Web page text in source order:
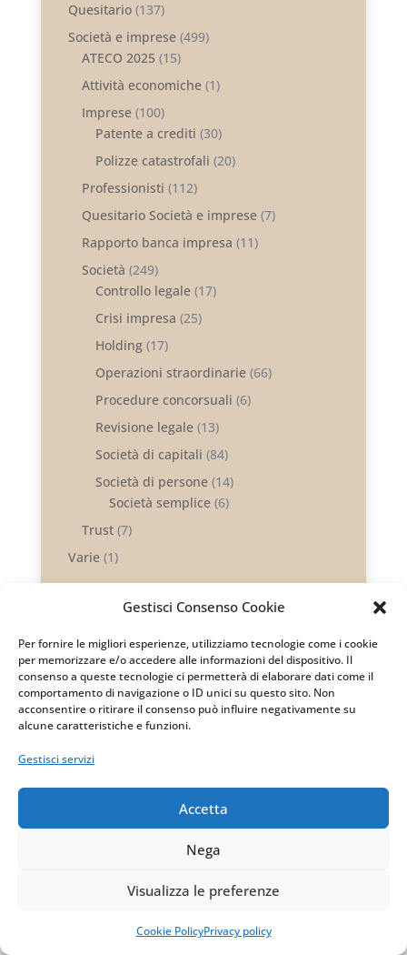
Gestisci Consenso Cookie
Per fornire le migliori esperienze, utilizziamo tecnologie come i cookie
per memorizzare e/o accedere alle informazioni del dispositivo. Il
consenso a queste tecnologie ci permetterà di elaborare dati come il
comportamento di navigazione o ID unici su questo sito. Non
acconsentire o ritirare il consenso può influire negativamente su
alcune caratteristiche e funzioni.
Gestisci servizi
Accetta
Nega
Visualizza le preferenze
Cookie PolicyPrivacy policy
Quesitario(137)
Società e imprese(499)
ATECO 2025 (15)
Attività economiche(1)
Imprese(100)
Patente a crediti (30)
Polizze catastrofali (20)
Professionisti (112)
Quesitario Società e imprese(7)
Rapporto banca impresa (11)
Società (249)
Controllo legale(17)
Crisi impresa (25)
Holding(17)
Operazioni straordinarie(66)
Procedure concorsuali (6)
Revisione legale(13)
Società di capitali (84)
Società di persone(14)
Società semplice(6)
Trust(7)
Varie(1)